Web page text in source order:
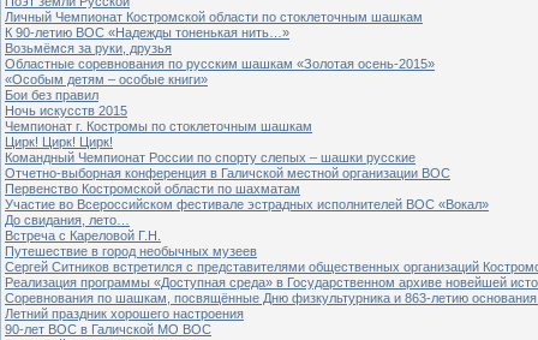
Личный Чемпионат Костромской области по стоклеточным шашкам
К 90-летию ВОС «Надежды тоненькая нить…»
Возьмёмся за руки, друзья
Областные соревнования по русским шашкам «Золотая осень-2015»
«Особым детям – особые книги»
Бои без правил
Ночь искусств 2015
Чемпионат г. Костромы по стоклеточным шашкам
Цирк! Цирк! Цирк!
Командный Чемпионат России по спорту слепых – шашки русские
Отчетно-выборная конференция в Галичской местной организации ВОС
Первенство Костромской области по шахматам
Участие во Всероссийском фестивале эстрадных исполнителей ВОС «Вокал»
До свидания, лето…
Встреча с Кареловой Г.Н.
Путешествие в город необычных музеев
Сергей Ситников встретился с представителями общественных организаций
Реализация программы «Доступная среда» в Государственном архиве новейшей
Соревнования по шашкам, посвящённые Дню физкультурника и 863-летию основания
Летний праздник хорошего настроения
90-лет ВОС в Галичской МО ВОС